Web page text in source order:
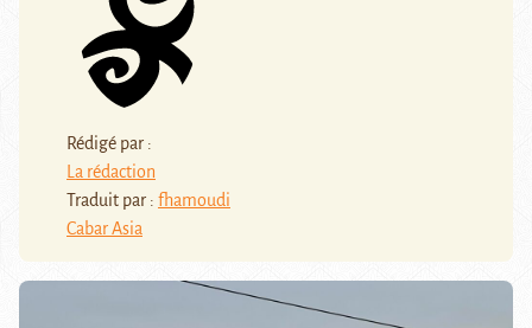
Rédigé par :
La rédaction
Traduit par : fhamoudi
Cabar Asia